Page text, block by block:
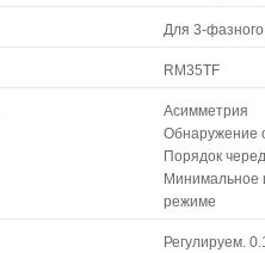
Для 3-
RM35TF
Асимметрия
Порядок
Минимальное
режиме
Регулируем.